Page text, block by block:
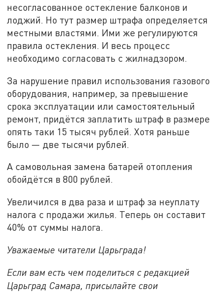
несогласованное остекление балконов и
лоджий. Но тут размер штрафа определяется
местными властями. Ими же регулируются
правила остекления. И весь процесс
необходимо согласовать с жилнадзором.
За нарушение правил использования газового
оборудования, например, за превышение
срока эксплуатации или самостоятельный
ремонт, придётся заплатить штраф в размере
опять таки 15 тысяч рублей. Хотя раньше
было — две тысячи рублей.
А самовольная замена батарей отопления
обойдётся в 800 рублей.
Увеличился в два раза и штраф за неуплату
налога с продажи жилья. Теперь он составит
40% от суммы налога.
Уважаемые читатели Царьграда!
Если вам есть чем поделиться с редакцией
Царьград Самара, присылайте свои